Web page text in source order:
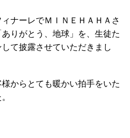
ナーレでＭＩＮＥＨＡＨＡさ
りがとう、地球」を、生徒た
て披露させていただきまし
からとても暖かい拍手をいた